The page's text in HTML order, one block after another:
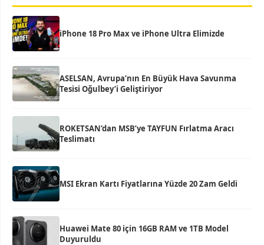
iPhone 18 Pro Max ve iPhone Ultra Elimizde
ASELSAN, Avrupa’nın En Büyük Hava Savunma
Tesisi Oğulbey’i Geliştiriyor
ROKETSAN’dan MSB’ye TAYFUN Fırlatma Aracı
Teslimatı
MSI Ekran Kartı Fiyatlarına Yüzde 20 Zam Geldi
Huawei Mate 80 için 16GB RAM ve 1TB Model
Duyuruldu